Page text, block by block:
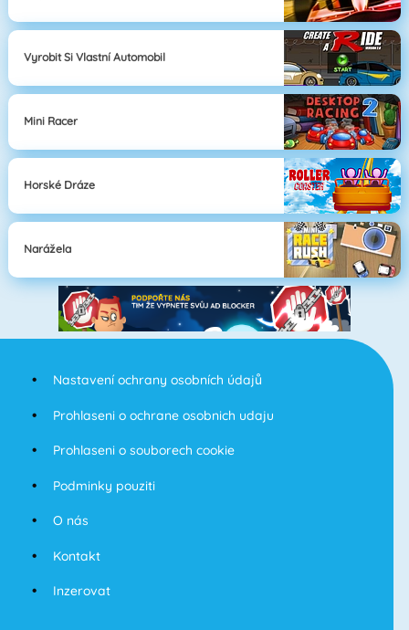
Vyrobit Si Vlastní Automobil
Mini Racer
Horské Dráze
Narážela
Nastavení ochrany osobních údajů
Prohlaseni o ochrane osobnich udaju
Prohlaseni o souborech cookie
Podminky pouziti
O nás
Kontakt
Inzerovat